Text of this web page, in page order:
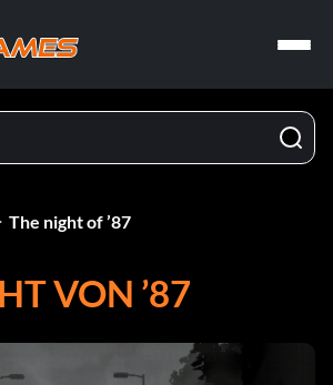
The night of ’87
VON ’87